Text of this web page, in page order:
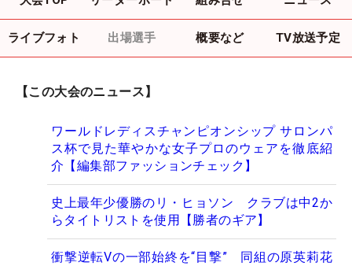
ライブフォト 出場選手 概要など TV放送予定
【この大会のニュース】
ワールドレディスチャンピオンシップ サロンパ
ス杯で見た華やかな女子プロのウェアを徹底紹
介【編集部ファッションチェック】
史上最年少優勝のリ・ヒョソン クラブは中2か
らタイトリストを使用【勝者のギア】
衝撃逆転Vの一部始終を“目撃” 同組の原英莉花